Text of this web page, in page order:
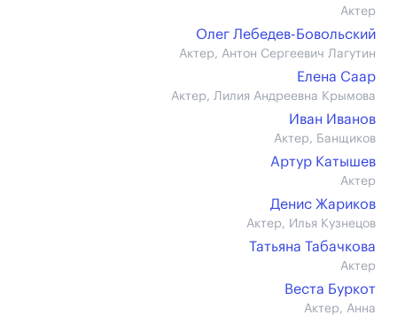
Актер
Олег Лебедев-Бовольский
Актер, Антон Сергеевич Лагутин
Елена Саар
Актер, Лилия Андреевна Крымова
Иван Иванов
Актер, Банщиков
Артур Катышев
Актер
Денис Жариков
Актер, Илья Кузнецов
Татьяна Табачкова
Актер
Веста Буркот
Актер, Анна